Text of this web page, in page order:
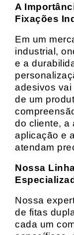
A
Fixações
Em um
industrial,
e a
adesivos vai
de um
do cliente, a
aplicação e
atendam
Nossa
Nossa
de fitas
cada um